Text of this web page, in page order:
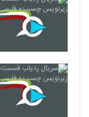
30